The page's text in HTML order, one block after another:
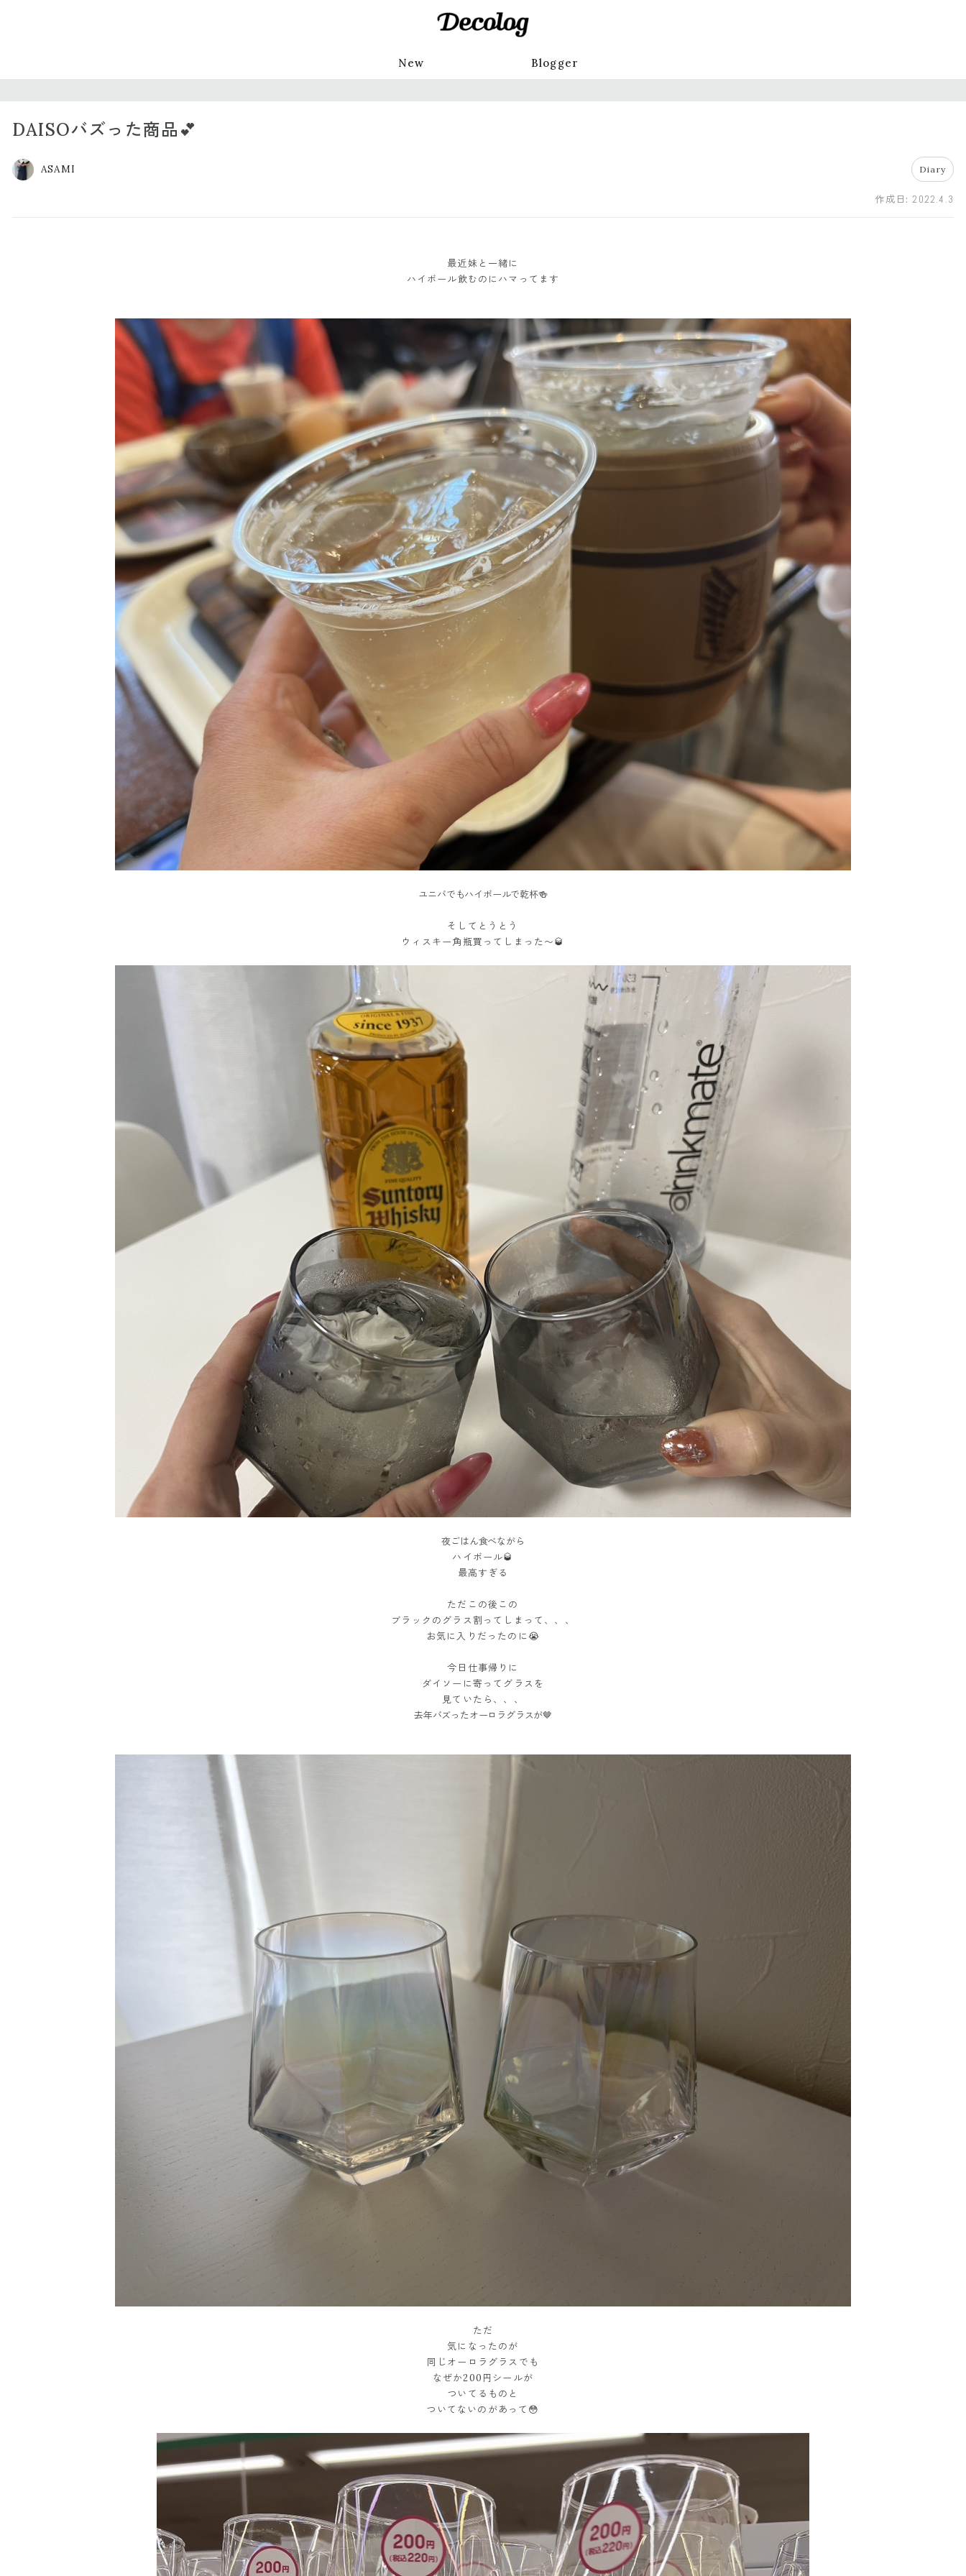
New Blogger
DAISOバズった商品💕
ASAMI Diary
作成日:2022.4.3
最近妹と一緒に
ハイボール飲むのにハマってます
ユニバでもハイボールで乾杯🍻
そしてとうとう
ウィスキー角瓶買ってしまった〜🥃
夜ごはん食べながら
ハイボール🥃
最高すぎる
ただこの後この
ブラックのグラス割ってしまって、、、
お気に入りだったのに😭
今日仕事帰りに
ダイソーに寄ってグラスを
見ていたら、、、
去年バズったオーロラグラスが🤎
ただ
気になったのが
同じオーロラグラスでも
なぜか200円シールが
ついてるものと
ついてないのがあって😳